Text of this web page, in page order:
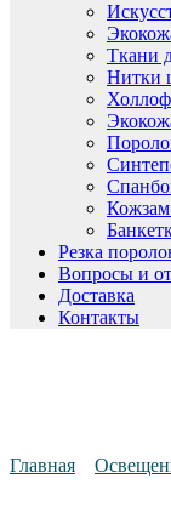
Ткани
Нитки
Кожзам
Резка
Вопросы и
Доставка
Контакты
Главная